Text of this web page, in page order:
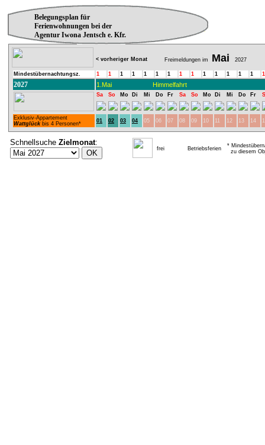
Belegungsplan für
Ferienwohnungen bei der
Agentur Iwona Jentsch e. Kfr.
< vorheriger Monat Freimeldungen im Mai 2027
Mindestübernachtungsz. 1 1 1 1 1 1 1 1 1 1 1 1 1 1 1
2027 1.Mai Himmelfahrt
Sa So Mo Di Mi Do Fr Sa So Mo Di Mi Do Fr
Exklusiv-Appartement
Wattglück bis 4 Personen* 01 02 03 04 05 06 07 08 09 10 11 12 13 14
Schnellsuche Zielmonat:
frei Betriebsferien
*
zu diesem